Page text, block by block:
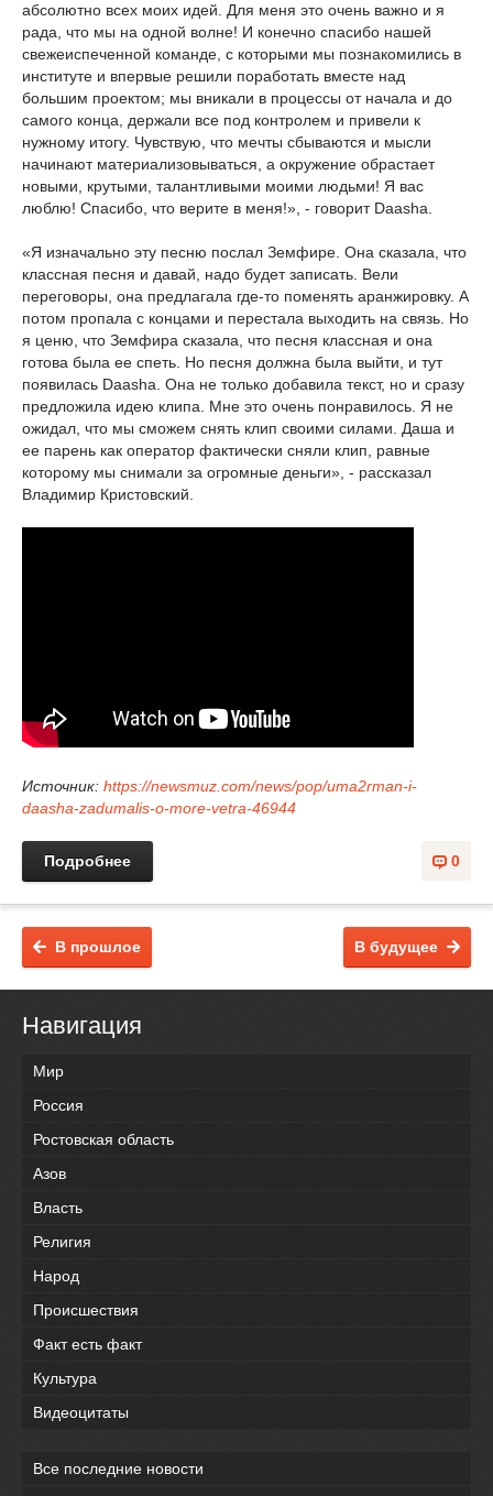
абсолютно всех моих идей. Для меня это очень важно и я
рада, что мы на одной волне! И конечно спасибо нашей
свежеиспеченной команде, с которыми мы познакомились в
институте и впервые решили поработать вместе над
большим проектом; мы вникали в процессы от начала и до
самого конца, держали все под контролем и привели к
нужному итогу. Чувствую, что мечты сбываются и мысли
начинают материализовываться, а окружение обрастает
новыми, крутыми, талантливыми моими людьми! Я вас
люблю! Спасибо, что верите в меня!», - говорит Daasha.
«Я изначально эту песню послал Земфире. Она сказала, что
классная песня и давай, надо будет записать. Вели
переговоры, она предлагала где-то поменять аранжировку. А
потом пропала с концами и перестала выходить на связь. Но
я ценю, что Земфира сказала, что песня классная и она
готова была ее спеть. Но песня должна была выйти, и тут
появилась Daasha. Она не только добавила текст, но и сразу
предложила идею клипа. Мне это очень понравилось. Я не
ожидал, что мы сможем снять клип своими силами. Даша и
ее парень как оператор фактически сняли клип, равные
которому мы снимали за огромные деньги», - рассказал
Владимир Кристовский.
Источник: https://newsmuz.com/news/pop/uma2rman-i-
daasha-zadumalis-o-more-vetra-46944
0
Подробнее
В будущее
В прошлое
Навигация
Мир
Россия
Ростовская область
Азов
Власть
Религия
Народ
Происшествия
Факт есть факт
Культура
Видеоцитаты
Все последние новости